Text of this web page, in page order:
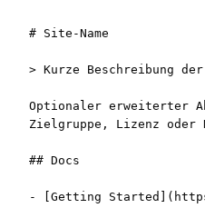
# Site-Name
> Kurze Beschreibung
Optionaler erweiterter
Zielgruppe, Lizenz oder
## Docs
- [Getting